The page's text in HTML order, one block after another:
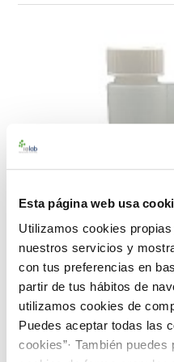
Esta página web usa
Utilizamos cookies
nuestros servicios y
con tus preferencias en
partir de tus hábitos de
utilizamos cookies de
Puedes aceptar todas las
cookies”· También